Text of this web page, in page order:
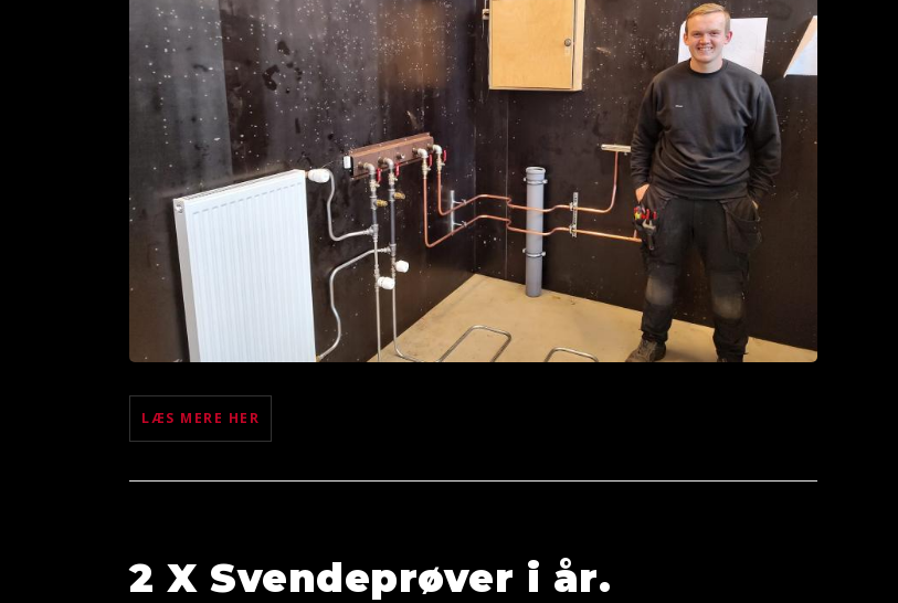
LÆS MERE HER
2 X Svendeprøver i år.